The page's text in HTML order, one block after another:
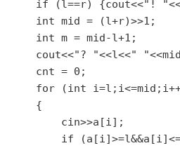
if (l==r) {cout<<"!
    int mid = (l+r)>>1;
    int m = mid-l+1;
cout<<"? "<<l<<"
    cnt = 0;
for (int
    {
        cin>>a[i];
if